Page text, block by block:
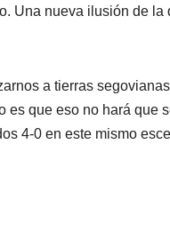
Una nueva ilusión de
a tierras
es que eso no hará que
4-0 en este mismo